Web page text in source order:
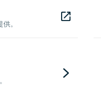
。